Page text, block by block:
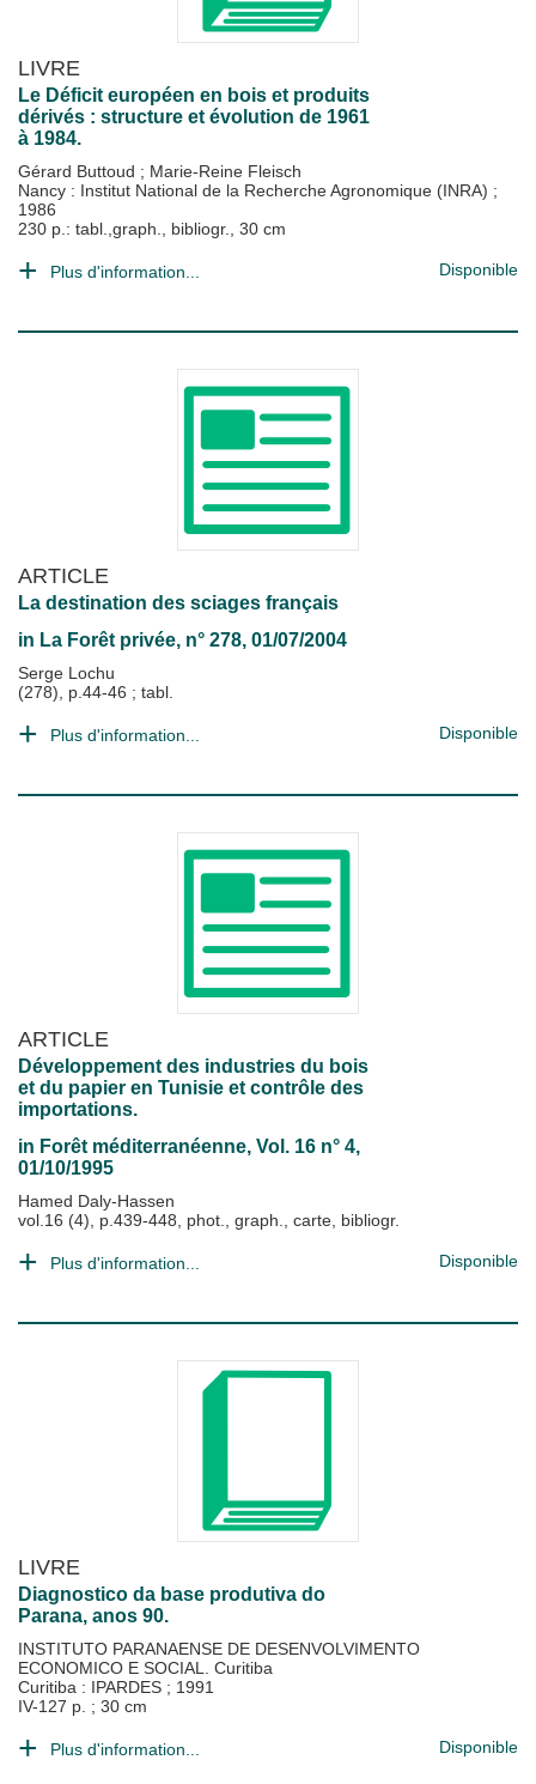
LIVRE
Le Déficit européen en bois et produits
dérivés : structure et évolution de 1961
à 1984.
Gérard Buttoud ; Marie-Reine Fleisch
Nancy : Institut National de la Recherche Agronomique (INRA) ;
1986
230 p.: tabl.,graph., bibliogr., 30 cm
Plus d'information... Disponible
ARTICLE
La destination des sciages français
in La Forêt privée, n° 278, 01/07/2004
Serge Lochu
(278), p.44-46 ; tabl.
Plus d'information... Disponible
ARTICLE
Développement des industries du bois
et du papier en Tunisie et contrôle des
importations.
in Forêt méditerranéenne, Vol. 16 n° 4,
01/10/1995
Hamed Daly-Hassen
vol.16 (4), p.439-448, phot., graph., carte, bibliogr.
Plus d'information... Disponible
LIVRE
Diagnostico da base produtiva do
Parana, anos 90.
INSTITUTO PARANAENSE DE DESENVOLVIMENTO
ECONOMICO E SOCIAL. Curitiba
Curitiba : IPARDES ; 1991
IV-127 p. ; 30 cm
Plus d'information... Disponible